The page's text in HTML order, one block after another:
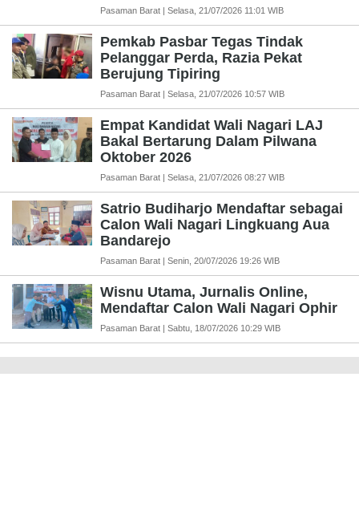
Pasaman Barat | Selasa, 21/07/2026 11:01 WIB
Pemkab Pasbar Tegas Tindak
Pelanggar Perda, Razia Pekat
Berujung Tipiring
Pasaman Barat | Selasa, 21/07/2026 10:57 WIB
Empat Kandidat Wali Nagari LAJ
Bakal Bertarung Dalam Pilwana
Oktober 2026
Pasaman Barat | Selasa, 21/07/2026 08:27 WIB
Satrio Budiharjo Mendaftar sebagai
Calon Wali Nagari Lingkuang Aua
Bandarejo
Pasaman Barat | Senin, 20/07/2026 19:26 WIB
Wisnu Utama, Jurnalis Online,
Mendaftar Calon Wali Nagari Ophir
Pasaman Barat | Sabtu, 18/07/2026 10:29 WIB